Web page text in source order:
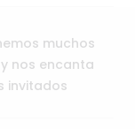
muchos
nos encanta
invitados